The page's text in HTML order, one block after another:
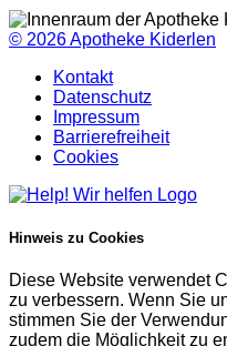
© 2026Apotheke Kiderlen
Kontakt
Datenschutz
Impressum
Barrierefreiheit
Cookies
Hinweis zu Cookies
Diese Website verwendet
zu verbessern. Wenn Sie
stimmen Sie der
zudem die Möglichkeit zu